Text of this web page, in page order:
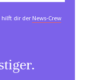
hilft dir derNews-Crew